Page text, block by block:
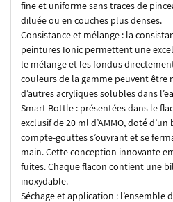
fine et uniforme sans traces de
diluée ou en couches plus denses.
Consistance et mélange : la
peintures Ionic permettent une
le mélange et les fondus
couleurs de la gamme peuvent être
d’autres acryliques solubles dans
Smart Bottle : présentées dans le
exclusif de 20 ml d’AMMO, doté
compte-gouttes s’ouvrant et se
main. Cette conception innovante
fuites. Chaque flacon contient une
inoxydable.
Séchage et application : l’ensemble